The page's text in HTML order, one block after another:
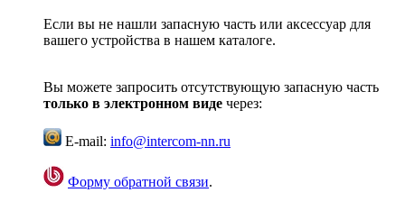
Если вы не нашли запасную часть или аксессуар для
вашего устройства в нашем каталоге.
Вы можете запросить отсутствующую запасную часть
только в электронном виде через:
E-mail: info@intercom-nn.ru
Форму обратной связи.